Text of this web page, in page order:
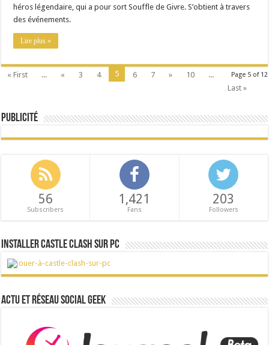
héros légendaire, qui a pour sort Souffle de Givre. S’obtient à travers
des événements.
Lire plus »
Page 5 of 12
« First ... « 3 4 5 6 7 » 10
...
Last »
Publicité
56
Subscribers
1,421
Fans
203
Followers
Installer Castle Clash sur PC
Actu et réseau social Geek